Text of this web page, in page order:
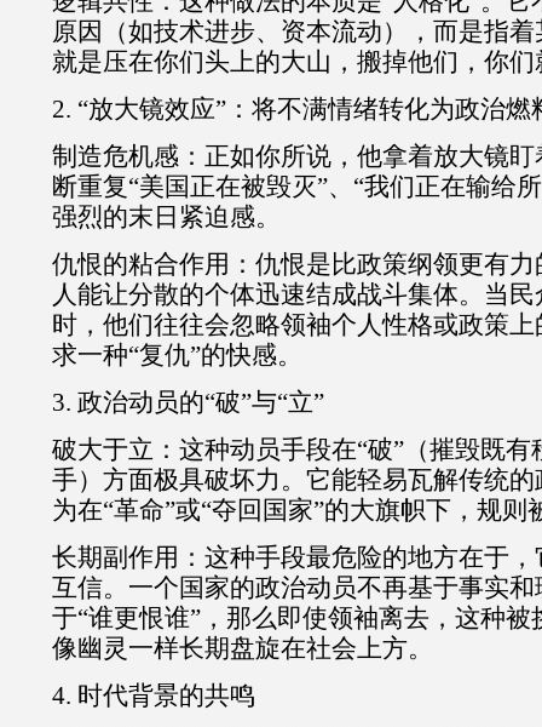
原因（如技术进步、资本流动），而是指
就是压在你们头上的大山，搬掉他们，你们
2. “放大镜效应”：将不满情绪转化为政治燃
制造危机感：正如你所说，他拿着放大镜
断重复“美国正在被毁灭”、“我们正在输给
强烈的末日紧迫感。
仇恨的粘合作用：仇恨是比政策纲领更有
人能让分散的个体迅速结成战斗集体。当
时，他们往往会忽略领袖个人性格或政策
求一种“复仇”的快感。
3. 政治动员的“破”与“立”
破大于立：这种动员手段在“破”（摧毁既
手）方面极具破坏力。它能轻易瓦解传统
为在“革命”或“夺回国家”的大旗帜下，规则
长期副作用：这种手段最危险的地方在于
互信。一个国家的政治动员不再基于事实
于“谁更恨谁”，那么即使领袖离去，这种
像幽灵一样长期盘旋在社会上方。
4. 时代背景的共鸣